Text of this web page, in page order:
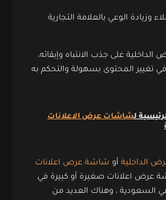
وزيادة الوعي بالعلامة التجارية
على جذب الانتباه وإبقائه،
في تغيير المحتوى بسهولة والتحكم به
لشاشات عرض الاعلانات
الداخلية أو شاشة عرض اعلانات
عرض اعلانات صغيرة أو كبيرة في
السعودية ، وهناك العديد من